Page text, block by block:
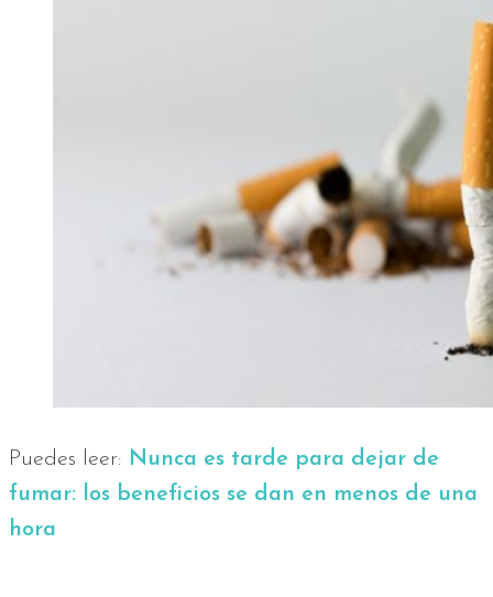
Puedes leer: Nunca es tarde para dejar de
fumar: los beneficios se dan en menos de una
hora